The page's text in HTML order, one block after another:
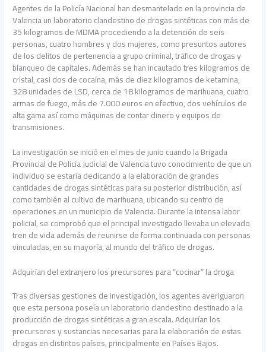
Agentes de la Policía Nacional han desmantelado en la provincia de
Valencia un laboratorio clandestino de drogas sintéticas con más de
35 kilogramos de MDMA procediendo a la detención de seis
personas, cuatro hombres y dos mujeres, como presuntos autores
de los delitos de pertenencia a grupo criminal, tráfico de drogas y
blanqueo de capitales. Además se han incautado tres kilogramos de
cristal, casi dos de cocaína, más de diez kilogramos de ketamina,
328 unidades de LSD, cerca de 18 kilogramos de marihuana, cuatro
armas de fuego, más de 7.000 euros en efectivo, dos vehículos de
alta gama así como máquinas de contar dinero y equipos de
transmisiones.
La investigación se inició en el mes de junio cuando la Brigada
Provincial de Policía Judicial de Valencia tuvo conocimiento de que un
individuo se estaría dedicando a la elaboración de grandes
cantidades de drogas sintéticas para su posterior distribución, así
como también al cultivo de marihuana, ubicando su centro de
operaciones en un municipio de Valencia. Durante la intensa labor
policial, se comprobó que el principal investigado llevaba un elevado
tren de vida además de reunirse de forma continuada con personas
vinculadas, en su mayoría, al mundo del tráfico de drogas.
Adquirían del extranjero los precursores para “cocinar” la droga
Tras diversas gestiones de investigación, los agentes averiguaron
que esta persona poseía un laboratorio clandestino destinado a la
producción de drogas sintéticas a gran escala. Adquirían los
precursores y sustancias necesarias para la elaboración de estas
drogas en distintos países, principalmente en Países Bajos.